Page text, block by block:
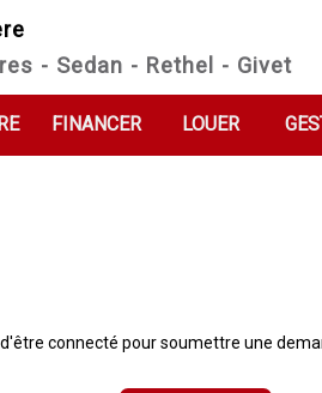
- Sedan - Rethel - Givet
FINANCER LOUER
d'être connecté pour soumettre une